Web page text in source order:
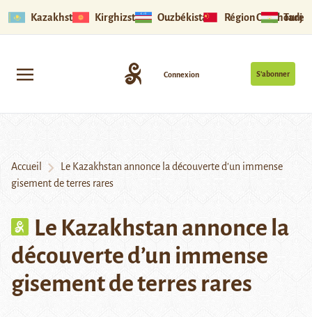
Kazakhstan Kirghizstan Ouzbékistan Région Ouïghoure
S’abonner
Connexion
Accueil
Le Kazakhstan annonce la découverte d’un immense
gisement de terres rares
Le Kazakhstan annonce la
découverte d’un immense
gisement de terres rares